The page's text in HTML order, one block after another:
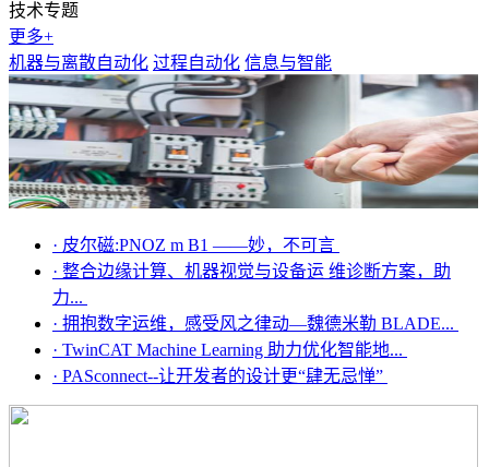
技术专题
更多+
机器与离散自动化 过程自动化 信息与智能
· 皮尔磁:PNOZ m B1 ——妙，不可言
· 整合边缘计算、机器视觉与设备运 维诊断方案，助
力...
· 拥抱数字运维，感受风之律动—魏德米勒 BLADE...
· TwinCAT Machine Learning 助力优化智能地...
· PASconnect--让开发者的设计更“肆无忌惮”